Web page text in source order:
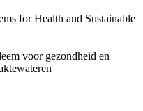
for Health and Sustainable
voor gezondheid en